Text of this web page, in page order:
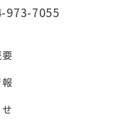
973-7055